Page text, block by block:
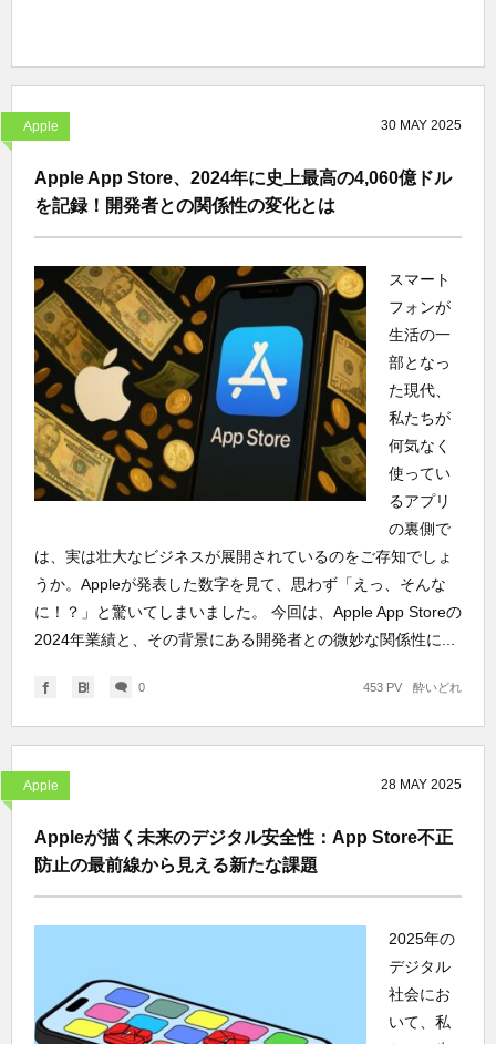
Apple 30 MAY 2025
Apple App Store、2024年に史上最高の4,060億ドル
を記録！開発者との関係性の変化とは
スマート
フォンが
生活の一
部となっ
た現代、
私たちが
何気なく
使ってい
るアプリ
の裏側で
は、実は壮大なビジネスが展開されているのをご存知でしょ
うか。Appleが発表した数字を見て、思わず「えっ、そんな
に！？」と驚いてしまいました。 今回は、Apple App Storeの
2024年業績と、その背景にある開発者との微妙な関係性に...
0 酔いどれ
453 PV
Apple 28 MAY 2025
Appleが描く未来のデジタル安全性：App Store不正
防止の最前線から見える新たな課題
2025年の
デジタル
社会にお
いて、私